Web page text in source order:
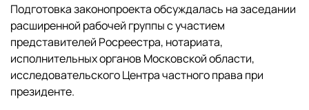
Подготовка законопроекта обсуждалась на заседании
расширенной рабочей группы с участием
представителей Росреестра, нотариата,
исполнительных органов Московской области,
исследовательского Центра частного права при
президенте.